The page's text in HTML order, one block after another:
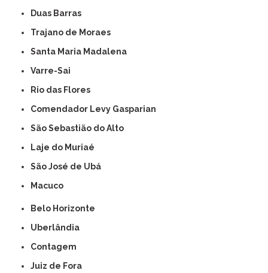
Duas Barras
Trajano de Moraes
Santa Maria Madalena
Varre-Sai
Rio das Flores
Comendador Levy Gasparian
São Sebastião do Alto
Laje do Muriaé
São José de Ubá
Macuco
Belo Horizonte
Uberlândia
Contagem
Juiz de Fora